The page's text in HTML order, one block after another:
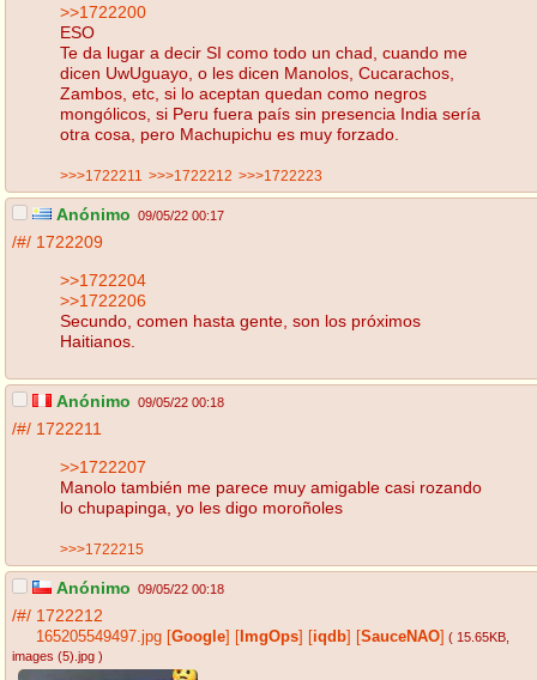
>>1722200
ESO
Te da lugar a decir SI como todo un chad, cuando me
dicen UwUguayo, o les dicen Manolos, Cucarachos,
Zambos, etc, si lo aceptan quedan como negros
mongólicos, si Peru fuera país sin presencia India sería
otra cosa, pero Machupichu es muy forzado.
>>>1722211 >>>1722212 >>>1722223
Anónimo 09/05/22 00:17
/#/ 1722209
>>1722204
>>1722206
Secundo, comen hasta gente, son los próximos
Haitianos.
Anónimo 09/05/22 00:18
/#/ 1722211
>>1722207
Manolo también me parece muy amigable casi rozando
lo chupapinga, yo les digo moroñoles
>>>1722215
Anónimo 09/05/22 00:18
/#/ 1722212
165205549497.jpg Google ImgOps iqdb SauceNAO ( 15.65KB
images (5).jpg )